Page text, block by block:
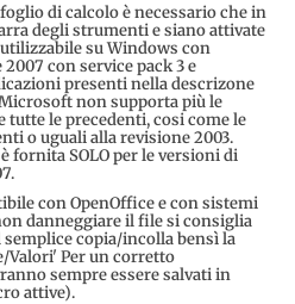
di calcolo è necessario che in
degli strumenti e siano attivate
su Windows con
con service pack 3 e
presenti nella descrizone
non supporta più le
tutte le precedenti, cosi come le
o uguali alla revisione 2003.
fornita SOLO per le versioni di
con OpenOffice e con sistemi
danneggiare il file si consiglia
copia/incolla bensì la
Valori' Per un corretto
sempre essere salvati in
attive).